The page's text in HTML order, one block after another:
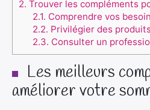
2. Trouver les compléments
2.1. Comprendre vos
2.2. Privilégier des
2.3. Consulter un
Les meilleurs
améliorer votre